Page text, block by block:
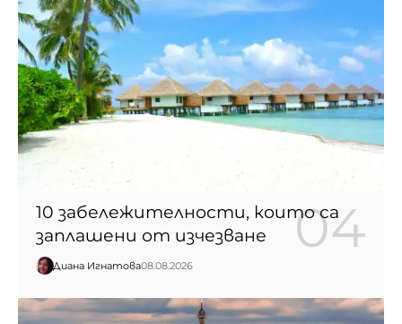
10 забележителности, които са
заплашени от изчезване
Диана Игнатова08.08.2026